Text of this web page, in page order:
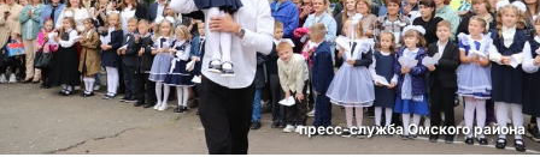
пресс-служба Омского района